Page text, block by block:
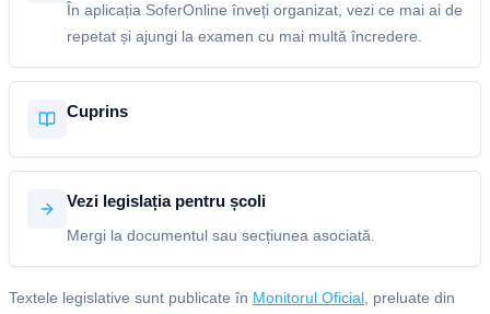
În aplicația SoferOnline înveți organizat, vezi ce mai ai de
repetat și ajungi la examen cu mai multă încredere.
Cuprins
Vezi legislația pentru școli
Mergi la documentul sau secțiunea asociată.
Textele legislative sunt publicate în Monitorul Oficial , preluate din